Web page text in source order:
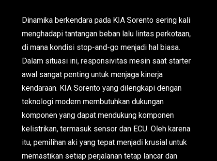
Dinamika berkendara pada KIA Sorento sering kali
menghadapi tantangan beban lalu lintas perkotaan,
di mana kondisi stop-and-go menjadi hal biasa.
Dalam situasi ini, responsivitas mesin saat starter
awal sangat penting untuk menjaga kinerja
kendaraan. KIA Sorento yang dilengkapi dengan
teknologi modern membutuhkan dukungan
komponen yang dapat mendukung komponen
kelistrikan, termasuk sensor dan ECU. Oleh karena
itu, pemilihan aki yang tepat menjadi krusial untuk
memastikan setiap perjalanan tetap lancar dan